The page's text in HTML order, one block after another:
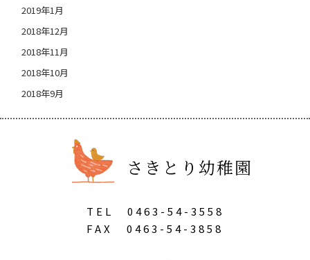
2019年1月
2018年12月
2018年11月
2018年10月
2018年9月
さきとり幼稚園
TEL
0463-54-3558
FAX
0463-54-3858